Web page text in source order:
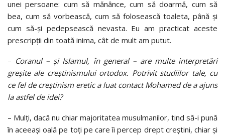
unei persoane: cum să mănânce, cum să doarmă, cum să
bea, cum să vorbească, cum să folosească toaleta, până și
cum să-și pedepsească nevasta. Eu am practicat aceste
prescripții din toată inima, cât de mult am putut.
– Coranul – și Islamul, în general – are multe interpretări
greșite ale creștinismului ortodox. Potrivit studiilor tale, cu
ce fel de creștinism eretic a luat contact Mohamed de a ajuns
la astfel de idei?
– Mulți, dacă nu chiar majoritatea musulmanilor, tind să-i pună
în aceeași oală pe toți pe care îi percep drept creștini, chiar și